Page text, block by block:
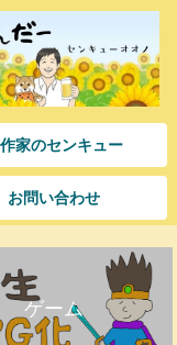
家のセンキュー
お問い合わせ
ゲーム